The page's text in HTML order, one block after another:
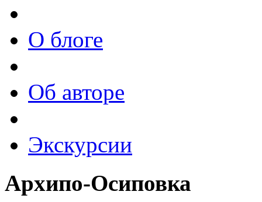
О блоге
Об авторе
Экскурсии
Архипо-Осиповка